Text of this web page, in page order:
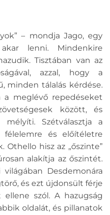
– mondja Jago, egy
lenni. Mindenkire
Tisztában van az
azzal, hogy a
minden tálalás kérdése.
a meglévő repedéseket
között, és
mélyíti. Szétválasztja a
félelemre és előítéletre
Othello hisz az „őszinte”
alakítja az őszintét.
Desdemonára
és ezt újdonsült férje
szól. A hazugság
oldalát, és pillanatok